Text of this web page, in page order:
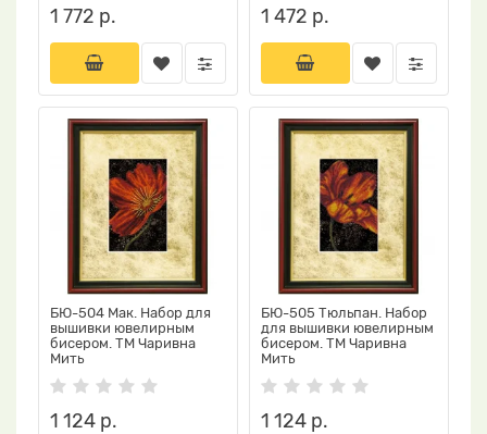
1 772 р. 1 472 р.
БЮ-504 Мак. Набор для
вышивки ювелирным
бисером. ТМ Чаривна
Мить
1 124 р.
БЮ-505 Тюльпан. Набор
для вышивки ювелирным
бисером. ТМ Чаривна
Мить
1 124 р.